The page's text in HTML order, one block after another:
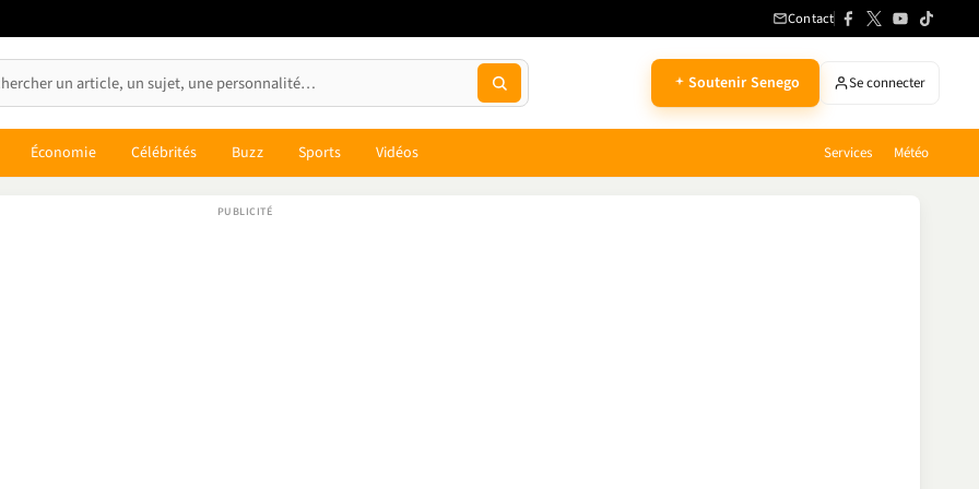
Contact
Soutenir Senego Se connecter
Économie Célébrités Buzz Sports Vidéos Services Météo